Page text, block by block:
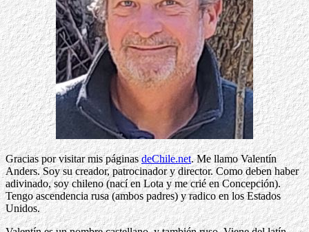
Gracias por visitar mis páginasdeChile.net. Me llamo Valentín
Anders. Soy su creador, patrocinador y director. Como deben haber
adivinado, soy chileno (nací en Lota y me crié en Concepción).
Tengo ascendencia rusa (ambos padres) y radico en los Estados
Unidos.